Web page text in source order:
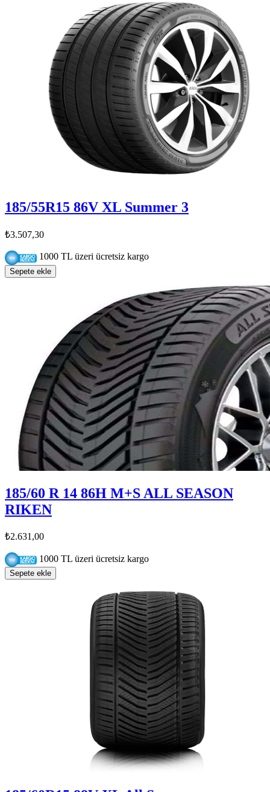
185/55R15 86V XL Summer 3
₺3.507,30
1000 TL üzeri ücretsiz kargo
Sepete ekle
185/60 R 14 86H M+S ALL SEASON
RIKEN
₺2.631,00
1000 TL üzeri ücretsiz kargo
Sepete ekle